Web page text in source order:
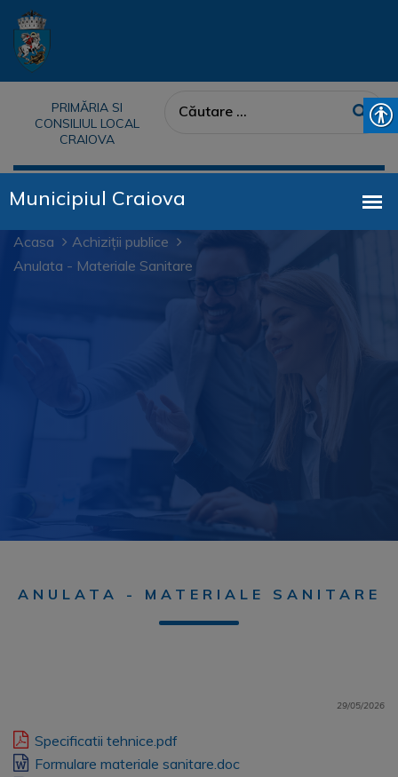
PRIMĂRIA SI
CONSILIUL LOCAL
CRAIOVA
Acasa
Achiziții publice
Anulata - Materiale Sanitare
ANULATA - MATERIALE SANITARE
29/05/2026
Specificatii tehnice.pdf
Formulare materiale sanitare.doc